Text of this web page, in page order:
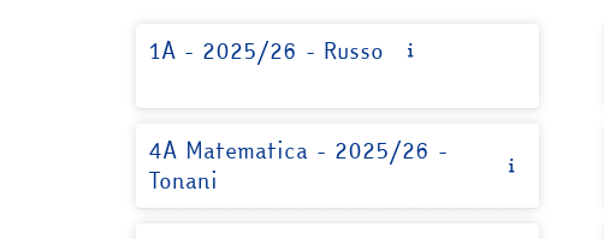
1A - 2025/26 - Russo
4A Matematica - 2025/26 -
Tonani